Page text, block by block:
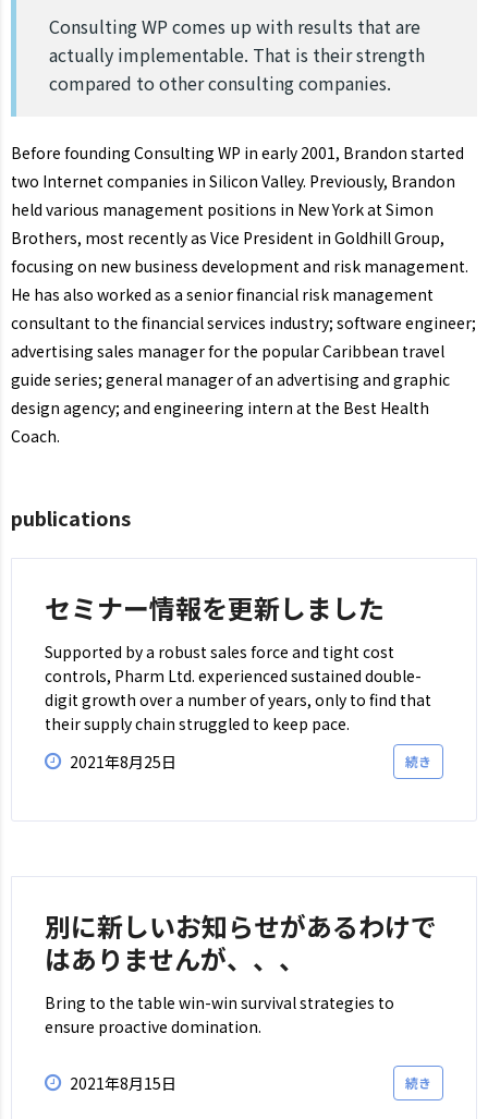
Consulting WP comes up with results that are
actually implementable. That is their strength
compared to other consulting companies.
Before founding Consulting WP in early 2001, Brandon started
two Internet companies in Silicon Valley. Previously, Brandon
held various management positions in New York at Simon
Brothers, most recently as Vice President in Goldhill Group,
focusing on new business development and risk management.
He has also worked as a senior financial risk management
consultant to the financial services industry; software engineer;
advertising sales manager for the popular Caribbean travel
guide series; general manager of an advertising and graphic
design agency; and engineering intern at the Best Health
Coach.
publications
セミナー情報を更新しました
Supported by a robust sales force and tight cost
controls, Pharm Ltd. experienced sustained double-
digit growth over a number of years, only to find that
their supply chain struggled to keep pace.
2021年8月25日
続き
別に新しいお知らせがあるわけで
はありませんが、、、
Bring to the table win-win survival strategies to
ensure proactive domination.
2021年8月15日 続き